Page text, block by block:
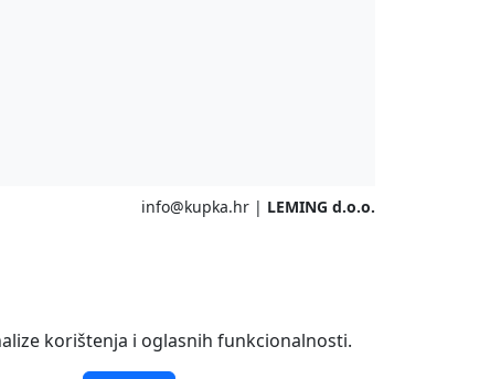
info@kupka.hr | LEMING d.o.o.
korištenja i oglasnih funkcionalnosti.